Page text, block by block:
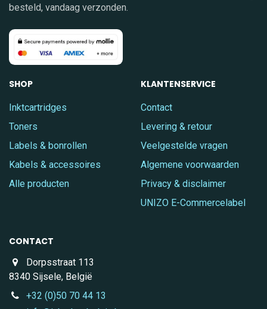
besteld, vandaag verzonden.
SHOP
Inktcartridges
Toners
Labels & bonrollen
Kabels & accessoires
Alle producten
KLANTENSERVICE
Contact
Levering & retour
Veelgestelde vragen
Algemene voorwaarden
Privacy & disclaimer
UNIZO E-Commercelabel
CONTACT
Dorpsstraat 113
8340 Sijsele, België
+32 (0)50 70 44 13